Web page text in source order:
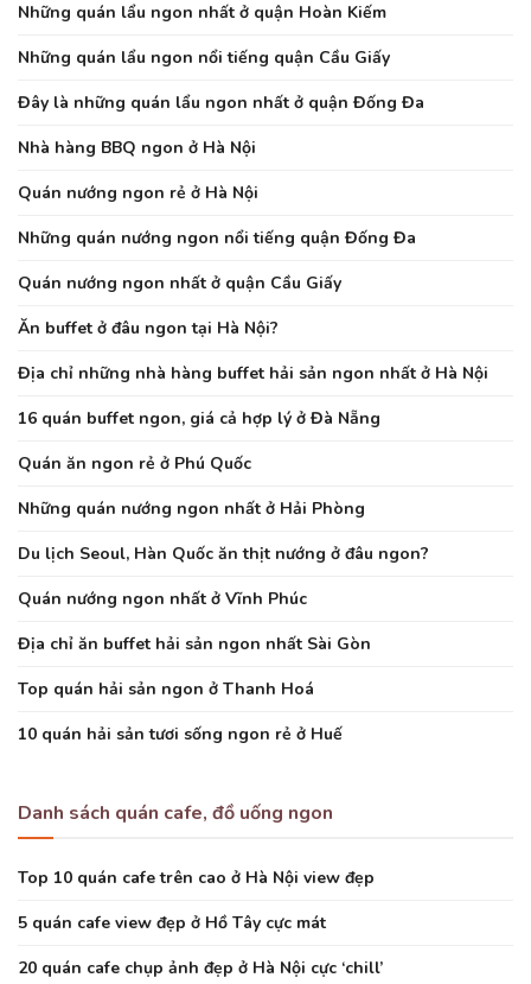
Những quán lẩu ngon nhất ở quận Hoàn Kiếm
Những quán lẩu ngon nổi tiếng quận Cầu Giấy
Đây là những quán lẩu ngon nhất ở quận Đống Đa
Nhà hàng BBQ ngon ở Hà Nội
Quán nướng ngon rẻ ở Hà Nội
Những quán nướng ngon nổi tiếng quận Đống Đa
Quán nướng ngon nhất ở quận Cầu Giấy
Ăn buffet ở đâu ngon tại Hà Nội?
Địa chỉ những nhà hàng buffet hải sản ngon nhất ở Hà Nội
16 quán buffet ngon, giá cả hợp lý ở Đà Nẵng
Quán ăn ngon rẻ ở Phú Quốc
Những quán nướng ngon nhất ở Hải Phòng
Du lịch Seoul, Hàn Quốc ăn thịt nướng ở đâu ngon?
Quán nướng ngon nhất ở Vĩnh Phúc
Địa chỉ ăn buffet hải sản ngon nhất Sài Gòn
Top quán hải sản ngon ở Thanh Hoá
10 quán hải sản tươi sống ngon rẻ ở Huế
Danh sách quán cafe, đồ uống ngon
Top 10 quán cafe trên cao ở Hà Nội view đẹp
5 quán cafe view đẹp ở Hồ Tây cực mát
20 quán cafe chụp ảnh đẹp ở Hà Nội cực ‘chill’